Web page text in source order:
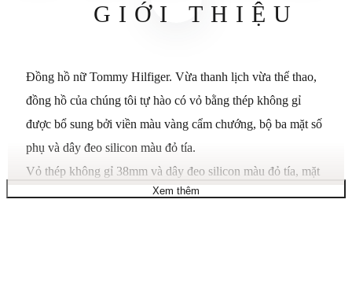
GIỚI THIỆU
Đồng hồ nữ Tommy Hilfiger. Vừa thanh lịch vừa thể thao,
đồng hồ của chúng tôi tự hào có vỏ bằng thép không gỉ
được bổ sung bởi viền màu vàng cẩm chướng, bộ ba mặt số
phụ và dây đeo silicon màu đỏ tía.
Vỏ thép không gỉ 38mm và dây đeo silicon màu đỏ tía, mặt
số màu trắng bạc với các điểm nhấn bằng vàng cẩm chướng,
Xem thêm